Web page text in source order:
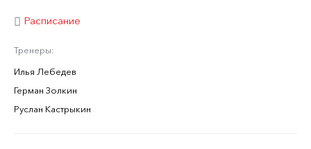
Расписание
Тренеры:
Илья Лебедев
Герман Золкин
Руслан Кастрыкин